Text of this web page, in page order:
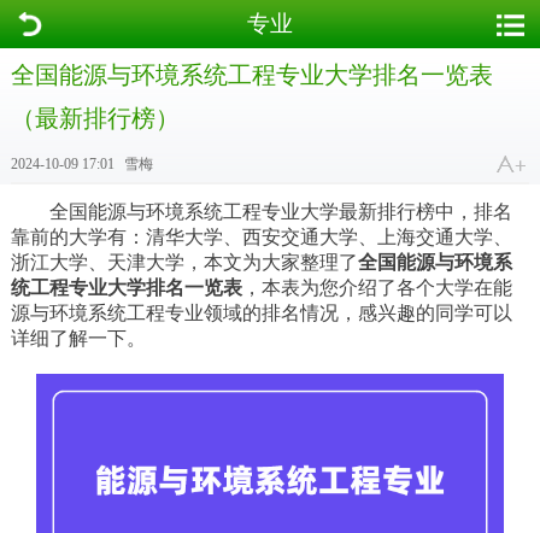
专业
全国能源与环境系统工程专业大学排名一览表
（最新排行榜）
2024-10-09 17:01 雪梅
全国能源与环境系统工程专业大学最新排行榜中，排名
靠前的大学有：清华大学、西安交通大学、
上海交通大学
浙江大学
天津大学 ，本文为大家整理了全国能源与环境系
统工程专业大学排名一览表，本表为您介绍了各个大学在能
源与环境系统工程专业领域的排名情况，感兴趣的同学可以
详细了解一下。